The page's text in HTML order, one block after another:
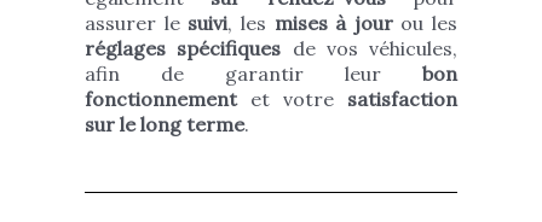
assurer le suivi, les mises à jourou les
réglages spécifiques de vos véhicules,
afin de garantir leur bon
fonctionnementet votre satisfaction
sur le long terme.